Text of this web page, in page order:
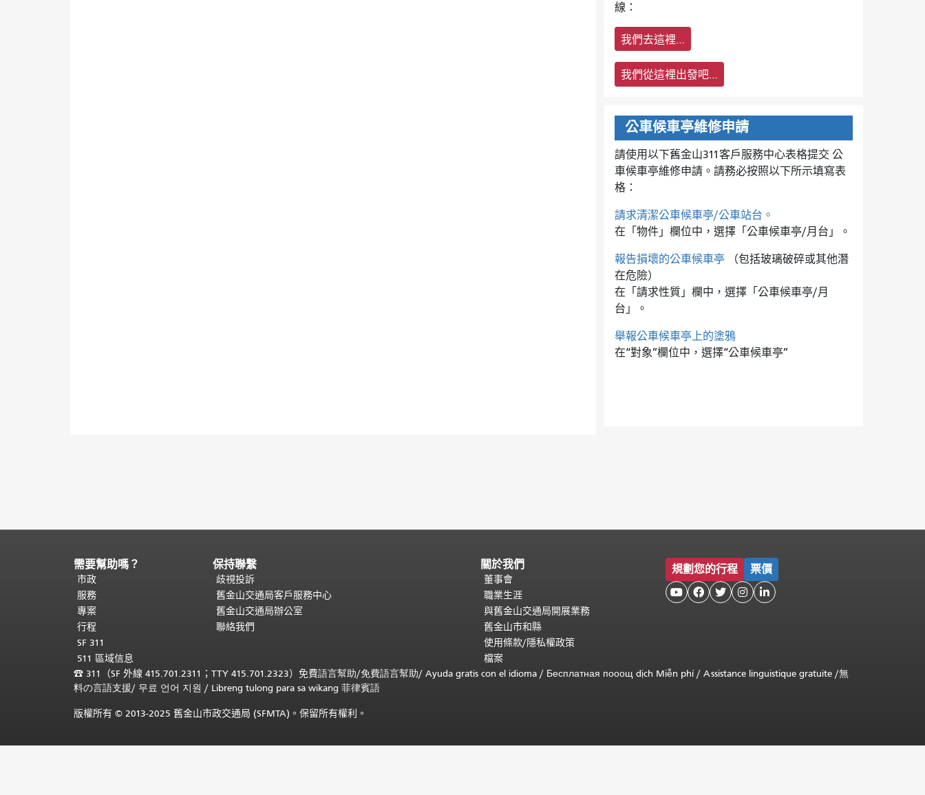
線：
我們去這裡…
我們從這裡出發吧…
公車候車亭維修申請
請使用以下舊金山311客戶服務中心表格提交 公
車候車亭維修申請。請務必按照以下所示填寫表
格：
請求清潔公車候車亭/公車站台。
在「物件」欄位中，選擇「公車候車亭/月台」。
報告損壞的公車候車亭 （包括玻璃破碎或其他潛
在危險）
在「請求性質」欄中，選擇「公車候車亭/月
台」。
舉報公車候車亭上的塗鴉
在“對象”欄位中，選擇“公車候車亭”
頁
面
內
容
結
束。本
餘
內
容
需要幫助嗎？
市政
服務
專案
行程
SF 311
511 區域信息
保持聯繫
歧視投訴
舊金山交通局客戶服務中心
舊金山交通局辦公室
聯絡我們
關於我們
董事會
職業生涯
與舊金山交通局開展業務
舊金山市和縣
使用條款/隱私權政策
檔案
規劃您的行程 票價
    
☎ 311（SF 外線 415.701.2311；TTY 415.701.2323）免費語言幫助/免費語言幫助/ Ayuda gratis con el idioma / Бесплатная пооощ dịch Miễn phí/ Assistance linguistique gratuite /無
料の言語支援/ 무료 언어 지원 / Libreng tulong para sa wikang 菲律賓語
版權所有 © 2013-2025 舊金山市政交通局 (SFMTA)。保留所有權利。